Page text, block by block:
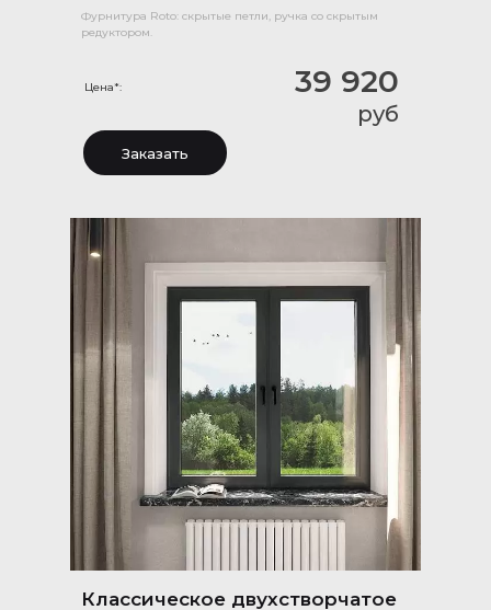
39 920
руб
Фурнитура Roto: скрытые петли, ручка со скрытым
редуктором.
Цена*:
Заказать
Классическое двухстворчатое